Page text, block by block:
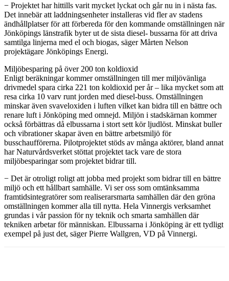
− Projektet har hittills varit mycket lyckat och går nu in i nästa fas.
Det innebär att laddningsenheter installeras vid fler av stadens
ändhållplatser för att förbereda för den kommande omställningen när
Jönköpings länstrafik byter ut de sista diesel- bussarna för att driva
samtilga linjerna med el och biogas, säger Mårten Nelson
projektägare Jönköpings Energi.
Miljöbesparing på över 200 ton koldioxid
Enligt beräkningar kommer omställningen till mer miljövänliga
drivmedel spara cirka 221 ton koldioxid per år – lika mycket som att
resa cirka 10 varv runt jorden med diesel-buss. Omställningen
minskar även svaveloxiden i luften vilket kan bidra till en bättre och
renare luft i Jönköping med omnejd. Miljön i stadskärnan kommer
också förbättras då elbussarna i stort sett kör ljudlöst. Minskat buller
och vibrationer skapar även en bättre arbetsmiljö för
busschaufförerna. Pilotprojektet stöds av många aktörer, bland annat
har Naturvårdsverket stöttat projektet tack vare de stora
miljöbesparingar som projektet bidrar till.
− Det är otroligt roligt att jobba med projekt som bidrar till en bättre
miljö och ett hållbart samhälle. Vi ser oss som omtänksamma
framtidsintegratörer som realiserarsmarta samhällen där den gröna
omställningen kommer alla till nytta. Hela Vinnergis verksamhet
grundas i vår passion för ny teknik och smarta samhällen där
tekniken arbetar för människan. Elbussarna i Jönköping är ett tydligt
exempel på just det, säger Pierre Wallgren, VD på Vinnergi.